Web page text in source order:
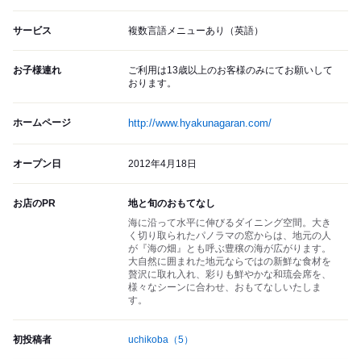
サービス 複数言語メニューあり（英語）
お子様連れ
ご利用は13歳以上のお客様のみにてお願いして
おります。
ホームページ http://www.hyakunagaran.com/
オープン日 2012年4月18日
お店のPR
地と旬のおもてなし
海に沿って水平に伸びるダイニング空間。大き
く切り取られたパノラマの窓からは、地元の人
が『海の畑』とも呼ぶ豊穣の海が広がります。
大自然に囲まれた地元ならではの新鮮な食材を
贅沢に取れ入れ、彩りも鮮やかな和琉会席を、
様々なシーンに合わせ、おもてなしいたしま
す。
初投稿者 uchikoba （5）